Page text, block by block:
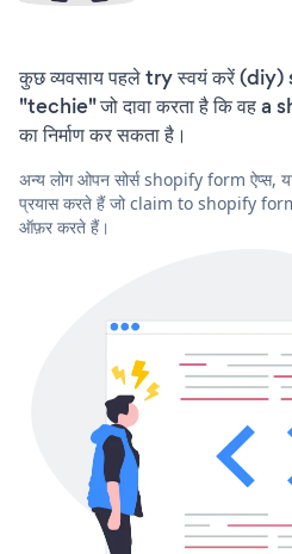
कुछ व्यवसाय पहले try स्वयं करें
"techie" जो दावा करता है कि वह
का निर्माण कर सकता है।
अन्य लोग ओपन सोर्स shopify form
प्रयास करते हैं जो claim to shopify
ऑफ़र करते हैं।